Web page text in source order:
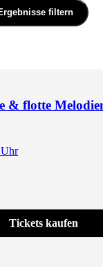
filtern
& flotte
Tickets kaufen